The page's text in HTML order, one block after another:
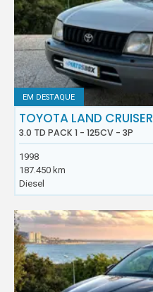
EM DESTAQUE
TOYOTA LAND CRUISER
3.0 TD PACK 1 - 125CV - 3P
1998
187.450 km
Diesel